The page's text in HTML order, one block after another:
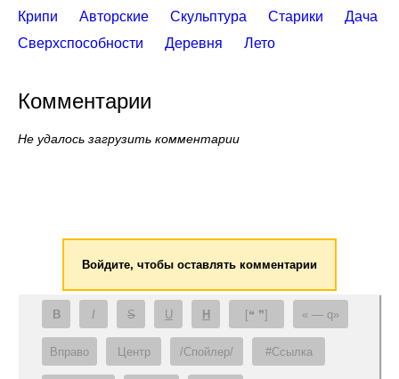
Крипи Авторские Скульптура Старики
Дача
Сверхспособности
Деревня Лето
Комментарии
Не удалось загрузить комментарии
Войдите, чтобы оставлять комментарии
B I S U H [❝ ❞] — q
Вправо Центр /Спойлер/ #Ссылка